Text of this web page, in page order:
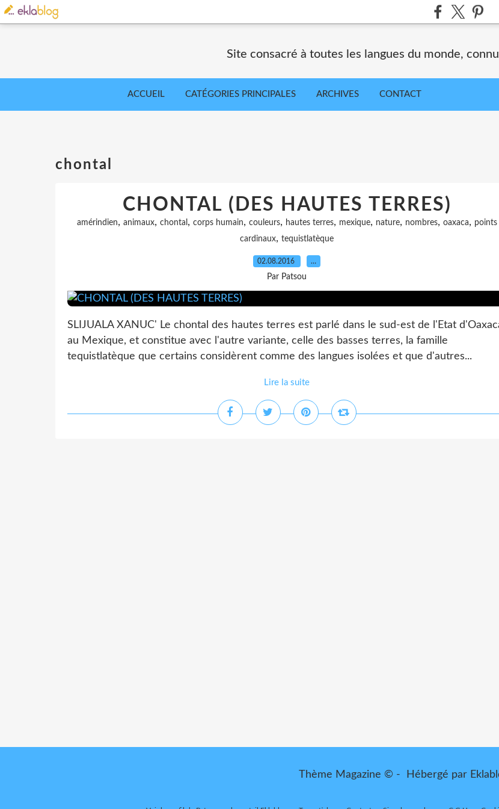
Site consacré à toutes les langues du monde,
ACCUEIL CATÉGORIES PRINCIPALES ARCHIVES CONTACT
chontal
CHONTAL (DES HAUTES TERRES)
amérindien, animaux, chontal , corps humain, couleurs, hautes terres, mexique, nature, nombres, oaxaca, points
cardinaux, tequistlatèque
02.08.2016 …
Par Patsou
SLIJUALA XANUC' Le chontal des hautes terres est parlé dans le sud-est de l'Etat
au Mexique, et constitue avec l'autre variante, celle des basses terres, la famille
tequistlatèque que certains considèrent comme des langues isolées et que d'autres...
Lire la suite
Thème Magazine © - Hébergé par